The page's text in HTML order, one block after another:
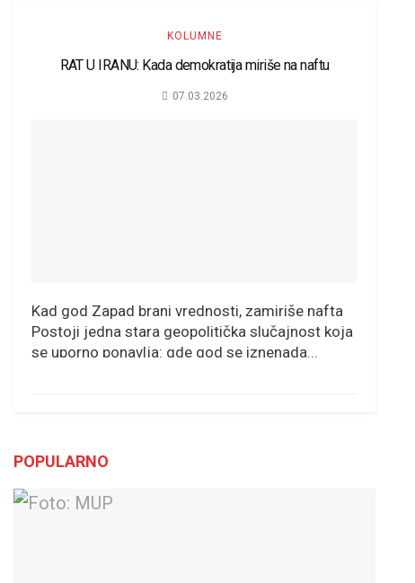
KOLUMNE
RAT U IRANU: Kada demokratija miriše na naftu
07.03.2026
Kad god Zapad brani vrednosti, zamiriše nafta
Postoji jedna stara geopolitička slučajnost koja
se uporno ponavlja: gde god se iznenada...
POPULARNO